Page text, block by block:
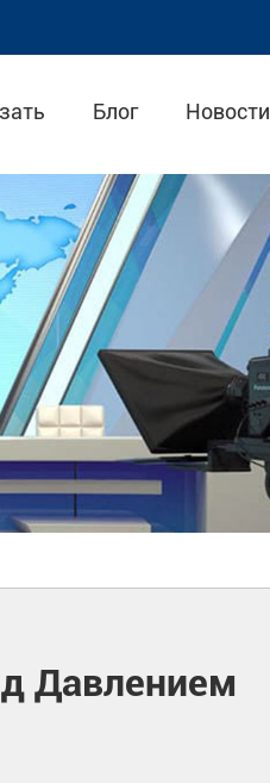
Блог Новости
Давлением